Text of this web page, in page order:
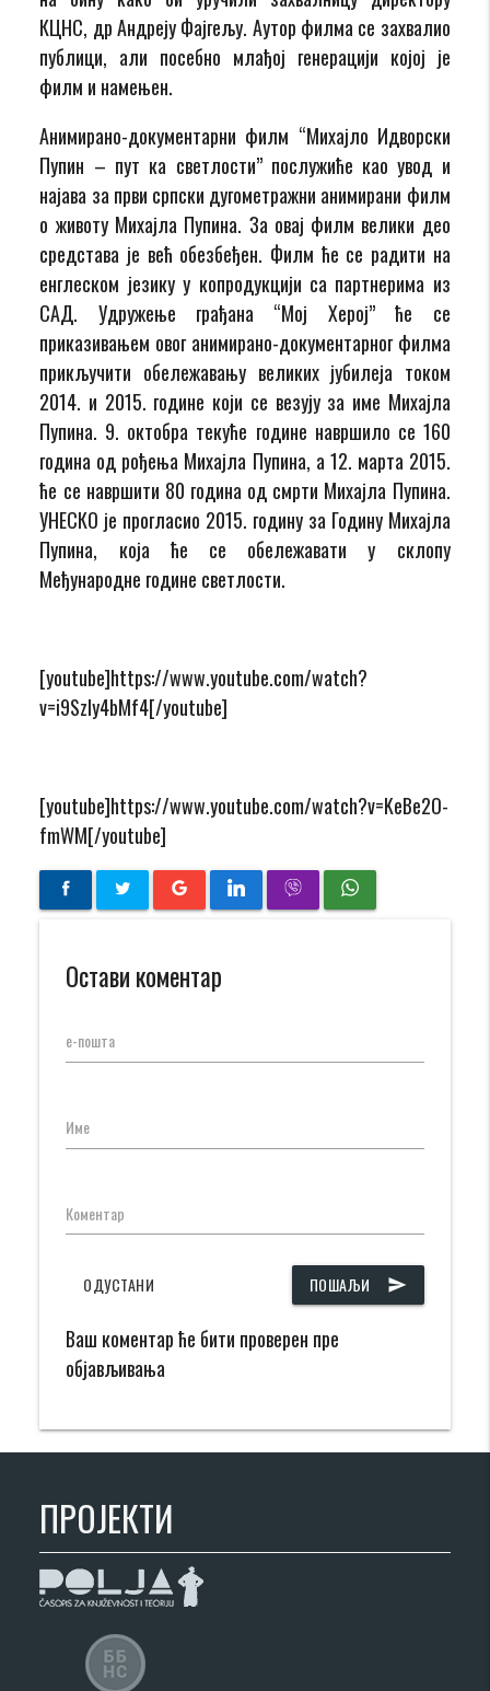
КЦНС, др Андреју Фајгељу. Аутор филма се захвалио
публици, али посебно млађој генерацији којој је
филм и намењен.
Анимирано-документарни филм “Михајло Идворски
Пупин – пут ка светлости” послужиће као увод и
најава за први српски дугометражни анимирани филм
о животу Михајла Пупина. За овај филм велики део
средстава је већ обезбеђен. Филм ће се радити на
енглеском језику у копродукцији са партнерима из
САД. Удружење грађана “Мој Херој” ће се
приказивањем овог анимирано-документарног филма
прикључити обележавању великих јубилеја током
2014. и 2015. године који се везују за име Михајла
Пупина. 9. октобра текуће године навршило се 160
година од рођења Михајла Пупина, а 12. марта 2015.
ће се навршити 80 година од смрти Михајла Пупина.
УНЕСКО је прогласио 2015. годину за Годину Михајла
Пупина, која ће се обележавати у склопу
Међународне године светлости.
[youtube]https://www.youtube.com/watch?
v=i9SzIy4bMf4[/youtube]
[youtube]https://www.youtube.com/watch?v=KeBe2O-
fmWM[/youtube]
Остави коментар
е-пошта
Име
Коментар
ПОШАЉИ send
ОДУСТАНИ
Ваш коментар ће бити проверен пре
објављивања
ПРОЈЕКТИ